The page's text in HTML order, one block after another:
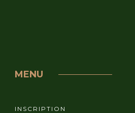
MENU
INSCRIPTION